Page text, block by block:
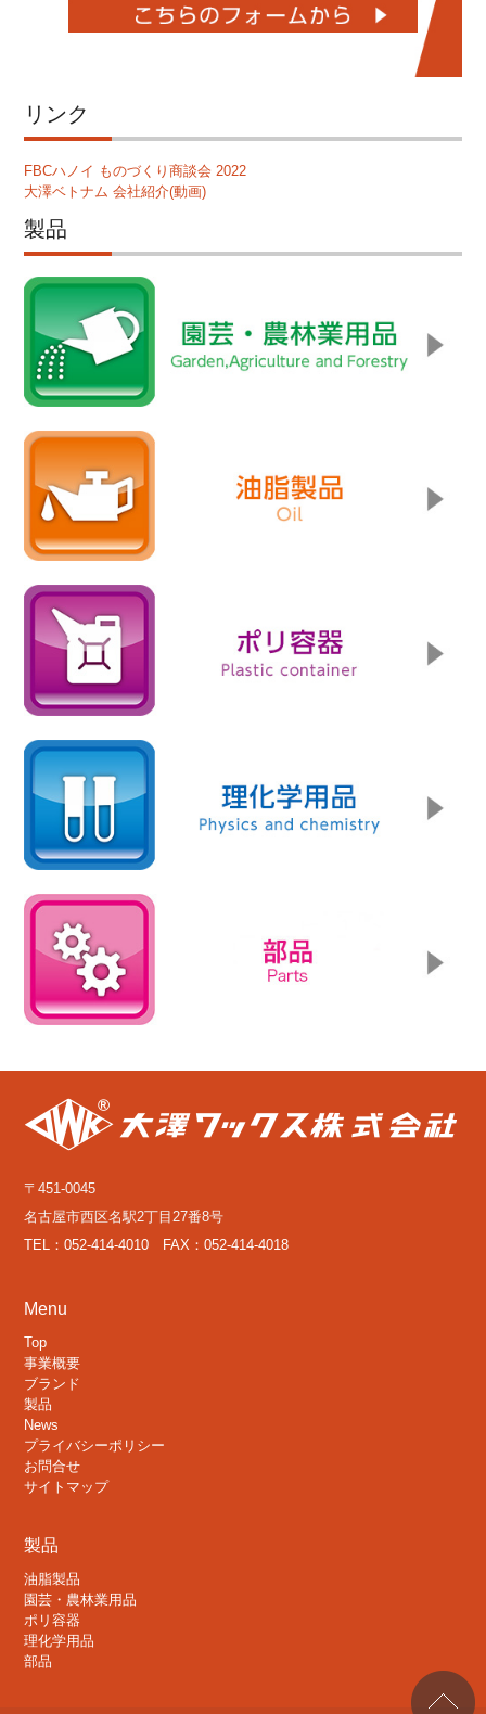
リンク
FBCハノイ ものづくり商談会 2022
大澤ベトナム 会社紹介(動画)
製品
〒451-0045
名古屋市西区名駅2丁目27番8号
TEL：052-414-4010 FAX：052-414-4018
Menu
Top
事業概要
ブランド
製品
News
プライバシーポリシー
お問合せ
サイトマップ
製品
油脂製品
園芸・農林業用品
ポリ容器
理化学用品
部品